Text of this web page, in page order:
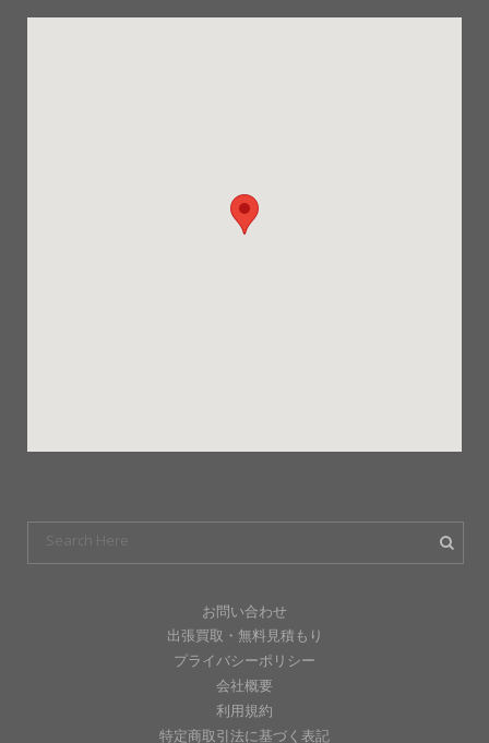
お問い合わせ
出張買取・無料見積もり
プライバシーポリシー
会社概要
利用規約
特定商取引法に基づく表記